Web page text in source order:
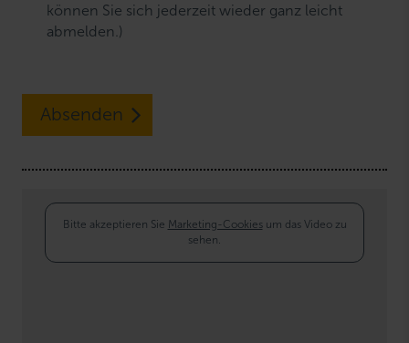
können Sie sich jederzeit wieder ganz leicht
abmelden.)
Absenden
Bitte akzeptieren Sie Marketing-Cookiesum das Video zu
sehen.